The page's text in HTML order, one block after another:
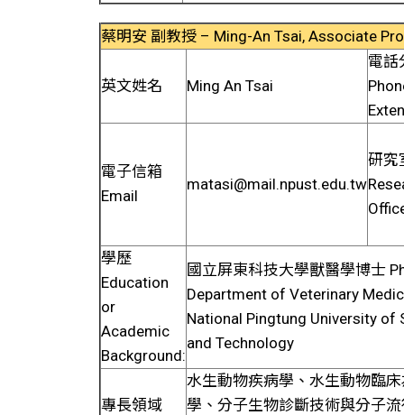
蔡明安 副教授 – Ming-An Tsai, Associate
英文姓名 Ming An Tsai
電話
電子信箱
Email
matasi@mail.npust.edu.tw
研究
學歷
Education
or
Academic
Background:
國立屏東科技大學獸醫學博士
Department of Veterinary
National Pingtung University of
and Technology
專長領域
水生動物疾病學、水生動物臨
學、分子生物診斷技術與分子